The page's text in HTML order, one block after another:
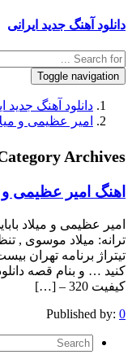
دانلود آهنگ جدید ایرانی
Toggle navigation
دانلود آهنگ جدید
امیر عظیمی و
Archives:
اهنگ امیر عظیمی و
ترانه: میلاد موسوی ,
تیتراژ برنامه تهران
کیفیت 320 – […]
Published by: 0